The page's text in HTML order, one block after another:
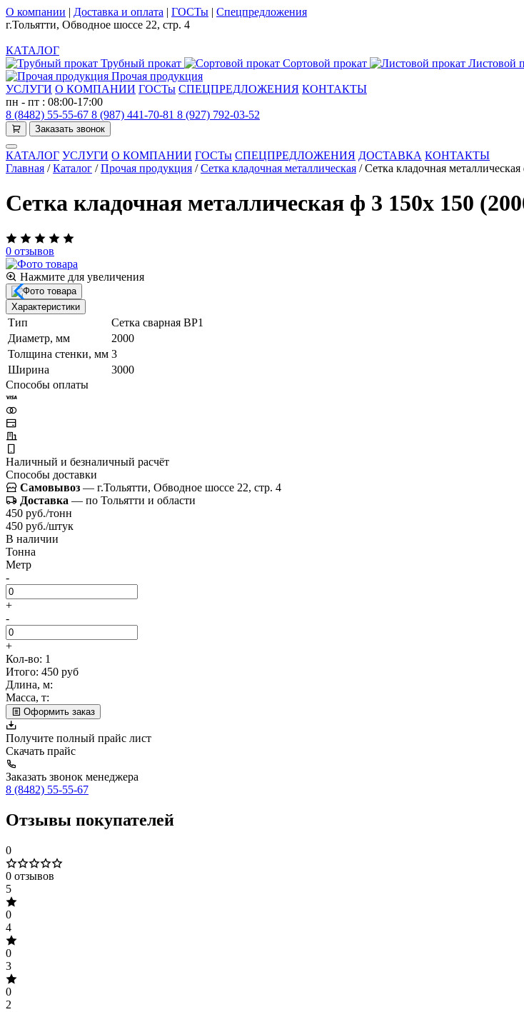
О компании | Доставка и оплата | ГОСТы | Спецпредложения
г.Тольятти, Обводное шоссе 22, стр. 4
КАТАЛОГ
Трубный прокат
Сортовой прокат Листовой
Прочая продукция
УСЛУГИ О КОМПАНИИ ГОСТы СПЕЦПРЕДЛОЖЕНИЯ КОНТАКТЫ
пн - пт : 08:00-17:00
8 (8482) 55-55-67 8 (987) 441-70-81 8 (927) 792-03-52
Заказать звонок
КАТАЛОГ УСЛУГИ О КОМПАНИИ ГОСТы СПЕЦПРЕДЛОЖЕНИЯ ДОСТАВКА КОНТАКТЫ
Главная / Каталог / Прочая продукция / Сетка кладочная металлическая / Сетка кладочная
Сетка кладочная металлическая ф 3 150х 150
0 отзывов
Нажмите для увеличения
Характеристики
Тип
Сетка сварная ВР1
Диаметр, мм
2000
Толщина стенки, мм 3
Ширина
3000
Способы оплаты
Наличный и безналичный расчёт
Способы доставки
Самовывоз — г.Тольятти, Обводное шоссе 22, стр. 4
Доставка — по Тольятти и области
450 руб./тонн
450 руб./штук
В наличии
Тонна
Метр
-
+
-
+
Кол-во: 1
Итого: 450 руб
Длина, м:
Масса, т:
Оформить заказ
Получите полный прайс лист
Скачать прайс
Заказать звонок менеджера
8 (8482) 55-55-67
Отзывы покупателей
0
0 отзывов
5
0
4
0
3
0
2